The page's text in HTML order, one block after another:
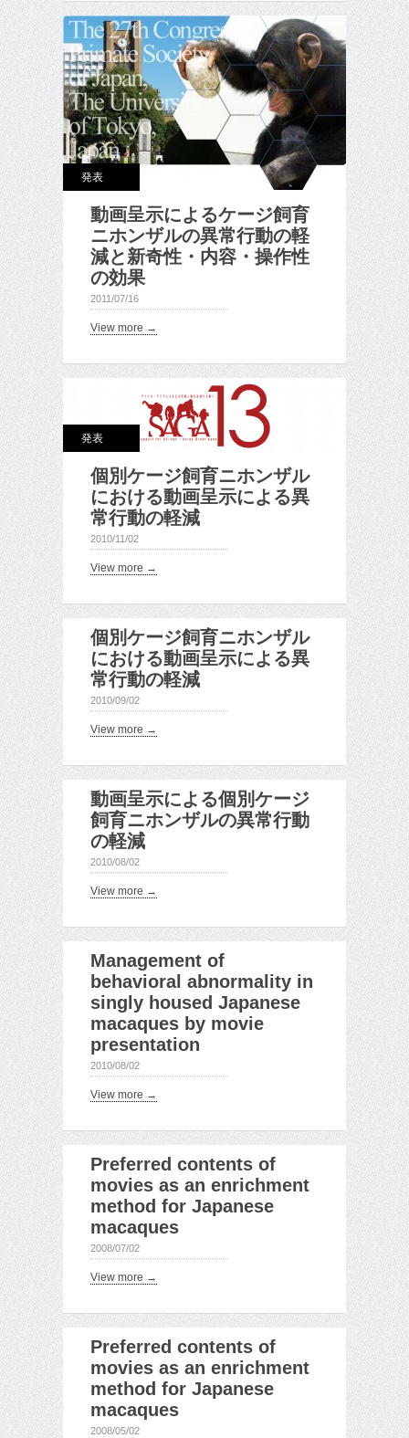
発表
動画呈示によるケージ飼育
ニホンザルの異常行動の軽
減と新奇性・内容・操作性
の効果
2011/07/16
View more →
発表
個別ケージ飼育ニホンザル
における動画呈示による異
常行動の軽減
2010/11/02
View more →
個別ケージ飼育ニホンザル
における動画呈示による異
常行動の軽減
2010/09/02
View more →
動画呈示による個別ケージ
飼育ニホンザルの異常行動
の軽減
2010/08/02
View more →
Management of
behavioral abnormality in
singly housed Japanese
macaques by movie
presentation
2010/08/02
View more →
Preferred contents of
movies as an enrichment
method for Japanese
macaques
2008/07/02
View more →
Preferred contents of
movies as an enrichment
method for Japanese
macaques
2008/05/02